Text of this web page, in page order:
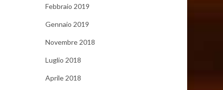
Febbraio 2019
Gennaio 2019
Novembre 2018
Luglio 2018
Aprile 2018